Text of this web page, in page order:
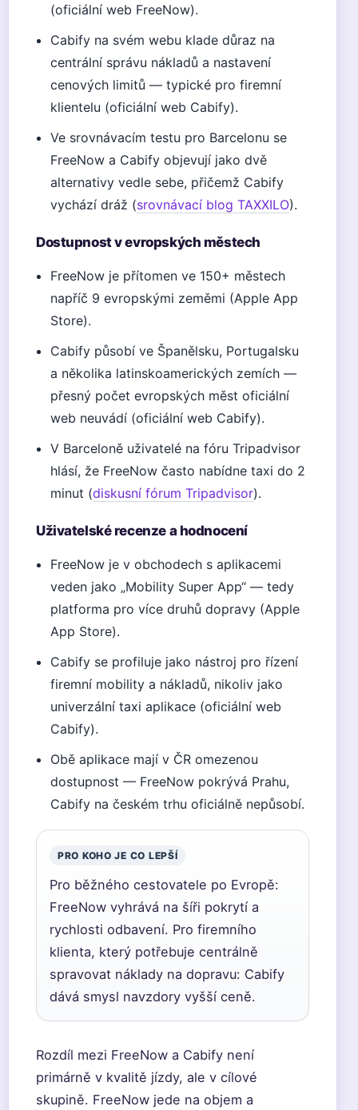
(oficiální web FreeNow).
Cabify na svém webu klade důraz na
centrální správu nákladů a nastavení
cenových limitů — typické pro firemní
klientelu (oficiální web Cabify).
Ve srovnávacím testu pro Barcelonu se
FreeNow a Cabify objevují jako dvě
alternativy vedle sebe, přičemž Cabify
vychází dráž (srovnávací blog TAXXILO).
Dostupnost v evropských městech
FreeNow je přítomen ve 150+ městech
napříč 9 evropskými zeměmi (Apple App
Store).
Cabify působí ve Španělsku, Portugalsku
a několika latinskoamerických zemích —
přesný počet evropských měst oficiální
web neuvádí (oficiální web Cabify).
V Barceloně uživatelé na fóru Tripadvisor
hlásí, že FreeNow často nabídne taxi do 2
minut (diskusní fórum Tripadvisor).
Uživatelské recenze a hodnocení
FreeNow je v obchodech s aplikacemi
veden jako „Mobility Super App“ — tedy
platforma pro více druhů dopravy (Apple
App Store).
Cabify se profiluje jako nástroj pro řízení
firemní mobility a nákladů, nikoliv jako
univerzální taxi aplikace (oficiální web
Cabify).
Obě aplikace mají v ČR omezenou
dostupnost — FreeNow pokrývá Prahu,
Cabify na českém trhu oficiálně nepůsobí.
PRO KOHO JE CO LEPŠÍ
Pro běžného cestovatele po Evropě:
FreeNow vyhrává na šíři pokrytí a
rychlosti odbavení. Pro firemního
klienta, který potřebuje centrálně
spravovat náklady na dopravu: Cabify
dává smysl navzdory vyšší ceně.
Rozdíl mezi FreeNow a Cabify není
primárně v kvalitě jízdy, ale v cílové
skupině. FreeNow jede na objem a